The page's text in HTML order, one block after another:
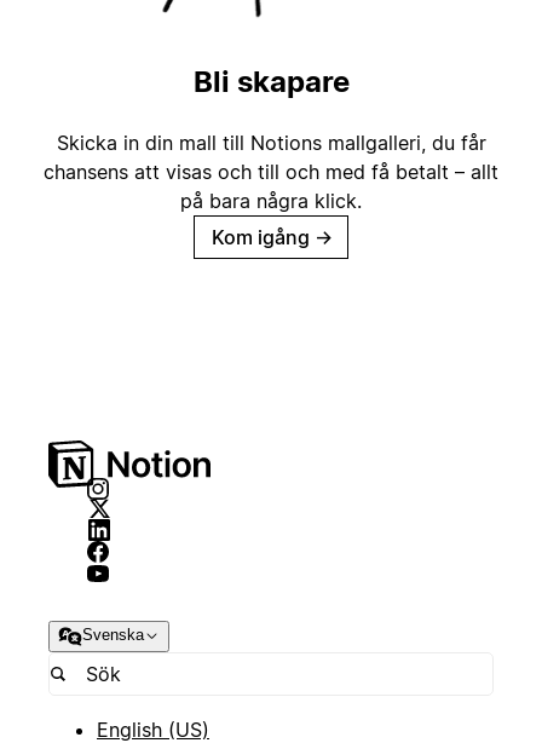
Bli skapare
Skicka in din mall till Notions mallgalleri, du får
chansens att visas och till och med få betalt – allt
på bara några klick.
Kom igång →
Svenska
English (US)